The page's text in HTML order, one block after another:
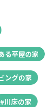
る平屋の家
ングの家
#川床の家